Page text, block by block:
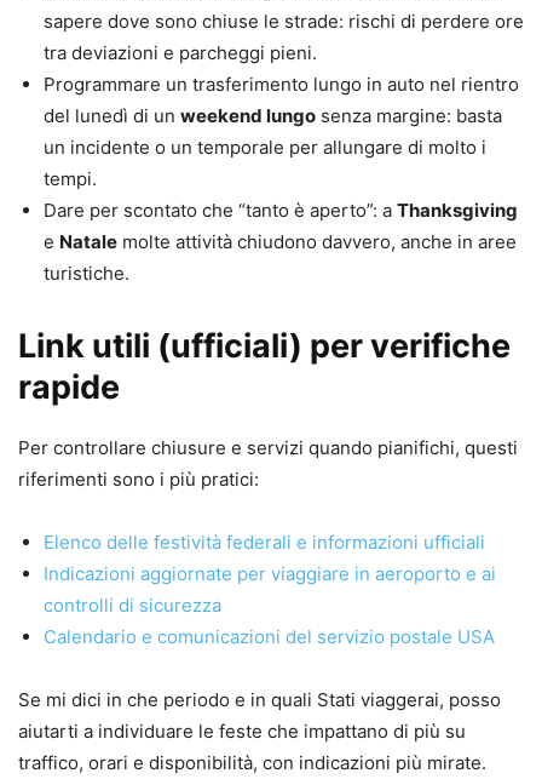
sapere dove sono chiuse le strade: rischi di perdere ore
tra deviazioni e parcheggi pieni.
Programmare un trasferimento lungo in auto nel rientro
del lunedì di un weekend lungo senza margine: basta
un incidente o un temporale per allungare di molto i
tempi.
Dare per scontato che “tanto è aperto”: a Thanksgiving
e Natale molte attività chiudono davvero, anche in aree
turistiche.
Link utili (ufficiali) per verifiche
rapide
Per controllare chiusure e servizi quando pianifichi, questi
riferimenti sono i più pratici:
Elenco delle festività federali e informazioni ufficiali
Indicazioni aggiornate per viaggiare in aeroporto e ai
controlli di sicurezza
Calendario e comunicazioni del servizio postale USA
Se mi dici in che periodo e in quali Stati viaggerai, posso
aiutarti a individuare le feste che impattano di più su
traffico, orari e disponibilità, con indicazioni più mirate.